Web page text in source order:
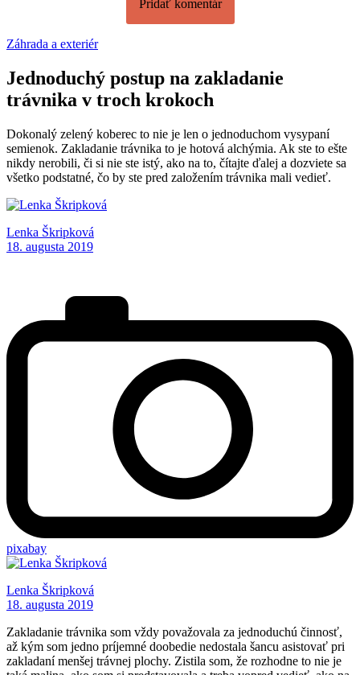
Záhrada a exteriér
Jednoduchý postup na zakladanie
trávnika v troch krokoch
Dokonalý zelený koberec to nie je len o jednoduchom vysypaní
semienok. Zakladanie trávnika to je hotová alchýmia. Ak ste to ešte
nikdy nerobili, či si nie ste istý, ako na to, čítajte ďalej a dozviete sa
všetko podstatné, čo by ste pred založením trávnika mali vedieť.
Lenka Škripková
18. augusta 2019
pixabay
Lenka Škripková
18. augusta 2019
Zakladanie trávnika som vždy považovala za jednoduchú činnosť,
až kým som jedno príjemné doobedie nedostala šancu asistovať pri
zakladaní menšej trávnej plochy. Zistila som, že rozhodne to nie je